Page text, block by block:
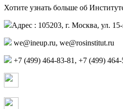
Хотите узнать больше об
Адрес : 105203, г. Москва, ул.
,
+7 (499) 464-83-81, +7 (499)